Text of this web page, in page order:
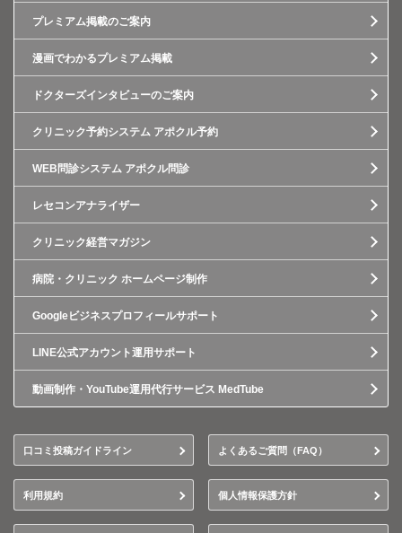
プレミアム掲載のご案内
漫画でわかるプレミアム掲載
ドクターズインタビューのご案内
クリニック予約システム アポクル予約
WEB問診システム アポクル問診
レセコンアナライザー
クリニック経営マガジン
病院・クリニック ホームページ制作
Googleビジネスプロフィールサポート
LINE公式アカウント運用サポート
動画制作・YouTube運用代行サービス MedTube
口コミ投稿ガイドライン よくあるご質問（FAQ）
利用規約 個人情報保護方針